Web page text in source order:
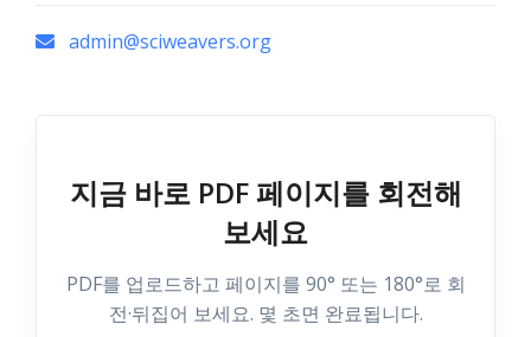
admin@sciweavers.org
지금 바로 PDF 페이지를 회전해
보세요
PDF를 업로드하고 페이지를 90° 또는 180°로 회
전·뒤집어 보세요. 몇 초면 완료됩니다.